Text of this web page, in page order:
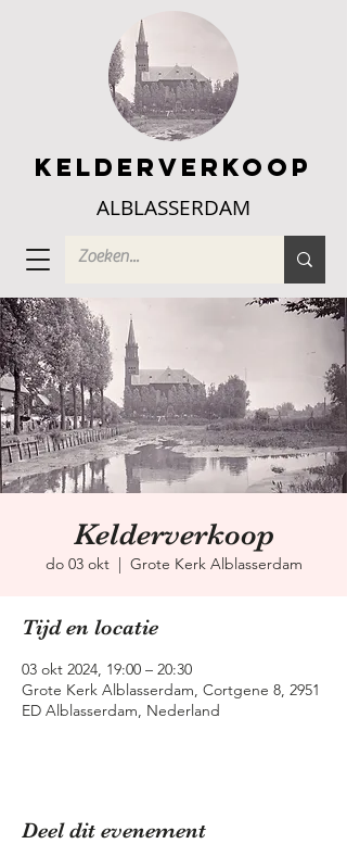
Kelderverkoop
ALBLASSERDAM
Kelderverkoop
do 03 okt
  |
Grote Kerk Alblasserdam
Tijd en locatie
03 okt 2024, 19:00 – 20:30
Grote Kerk Alblasserdam, Cortgene 8, 2951
ED Alblasserdam, Nederland
Deel dit evenement